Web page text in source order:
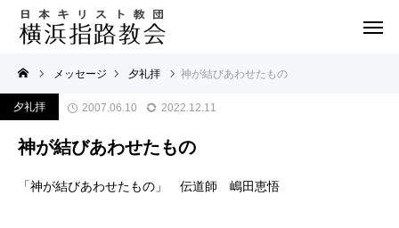
メッセージ 夕礼拝 神が結びあわせたもの
夕礼拝 2007.06.10 2022.12.11
神が結びあわせたもの
「神が結びあわせたもの」 伝道師 嶋田恵悟